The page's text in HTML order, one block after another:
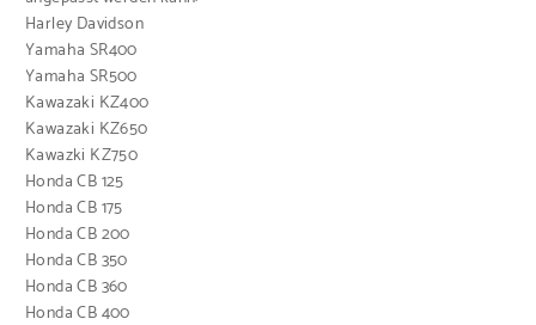
Harley Davidson
Yamaha SR400
Yamaha SR500
Kawazaki KZ400
Kawazaki KZ650
Kawazki KZ750
Honda CB 125
Honda CB 175
Honda CB 200
Honda CB 350
Honda CB 360
Honda CB 400